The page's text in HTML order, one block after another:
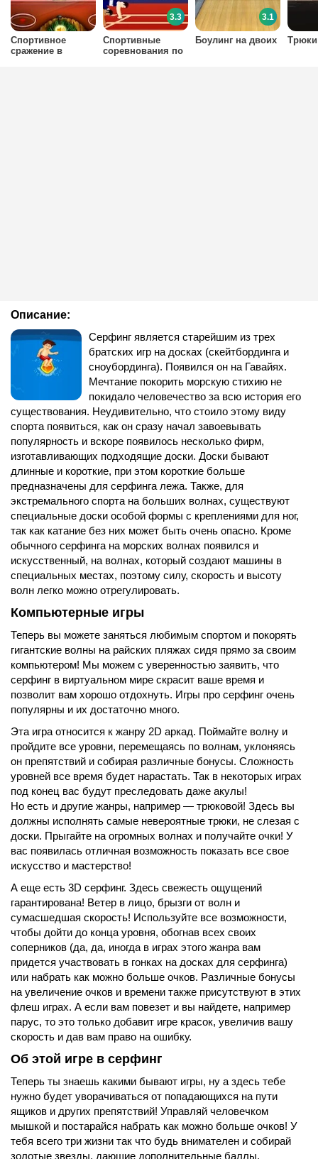
Описание:
Серфинг является старейшим из трех
братских игр на досках (скейтбординга и
сноубординга). Появился он на Гавайях.
Мечтание покорить морскую стихию не
покидало человечество за всю история его
существования. Неудивительно, что стоило этому виду
спорта появиться, как он сразу начал завоевывать
популярность и вскоре появилось несколько фирм,
изготавливающих подходящие доски. Доски бывают
длинные и короткие, при этом короткие больше
предназначены для серфинга лежа. Также, для
экстремального спорта на больших волнах, существуют
специальные доски особой формы с креплениями для ног,
так как катание без них может быть очень опасно. Кроме
обычного серфинга на морских волнах появился и
искусственный, на волнах, который создают машины в
специальных местах, поэтому силу, скорость и высоту
волн легко можно отрегулировать.
Компьютерные игры
Теперь вы можете заняться любимым спортом и покорять
гигантские волны на райских пляжах сидя прямо за своим
компьютером! Мы можем с уверенностью заявить, что
серфинг в виртуальном мире скрасит ваше время и
позволит вам хорошо отдохнуть. Игры про серфинг очень
популярны и их достаточно много.
Эта игра относится к жанру 2D аркад. Поймайте волну и
пройдите все уровни, перемещаясь по волнам, уклоняясь
он препятствий и собирая различные бонусы. Сложность
уровней все время будет нарастать. Так в некоторых играх
под конец вас будут преследовать даже акулы!
Но есть и другие жанры, например — трюковой! Здесь вы
должны исполнять самые невероятные трюки, не слезая с
доски. Прыгайте на огромных волнах и получайте очки! У
вас появилась отличная возможность показать все свое
искусство и мастерство!
А еще есть 3D серфинг. Здесь свежесть ощущений
гарантирована! Ветер в лицо, брызги от волн и
сумасшедшая скорость! Используйте все возможности,
чтобы дойти до конца уровня, обогнав всех своих
соперников (да, да, иногда в играх этого жанра вам
придется участвовать в гонках на досках для серфинга)
или набрать как можно больше очков. Различные бонусы
на увеличение очков и времени также присутствуют в этих
флеш играх. А если вам повезет и вы найдете, например
парус, то это только добавит игре красок, увеличив вашу
скорость и дав вам право на ошибку.
Об этой игре в серфинг
Теперь ты знаешь какими бывают игры, ну а здесь тебе
нужно будет уворачиваться от попадающихся на пути
ящиков и других препятствий! Управляй человечком
мышкой и постарайся набрать как можно больше очков! У
тебя всего три жизни так что будь внимателен и собирай
золотые звезды, дающие дополнительные баллы.
Спортивное
сражение в
Спортивные
соревнования по
3.3
Боулинг на двоих
3.1
Трюки